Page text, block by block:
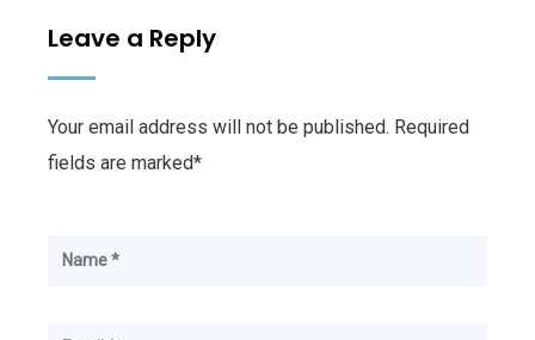
Leave a Reply
Your email address will not be published. Required
fields are marked*